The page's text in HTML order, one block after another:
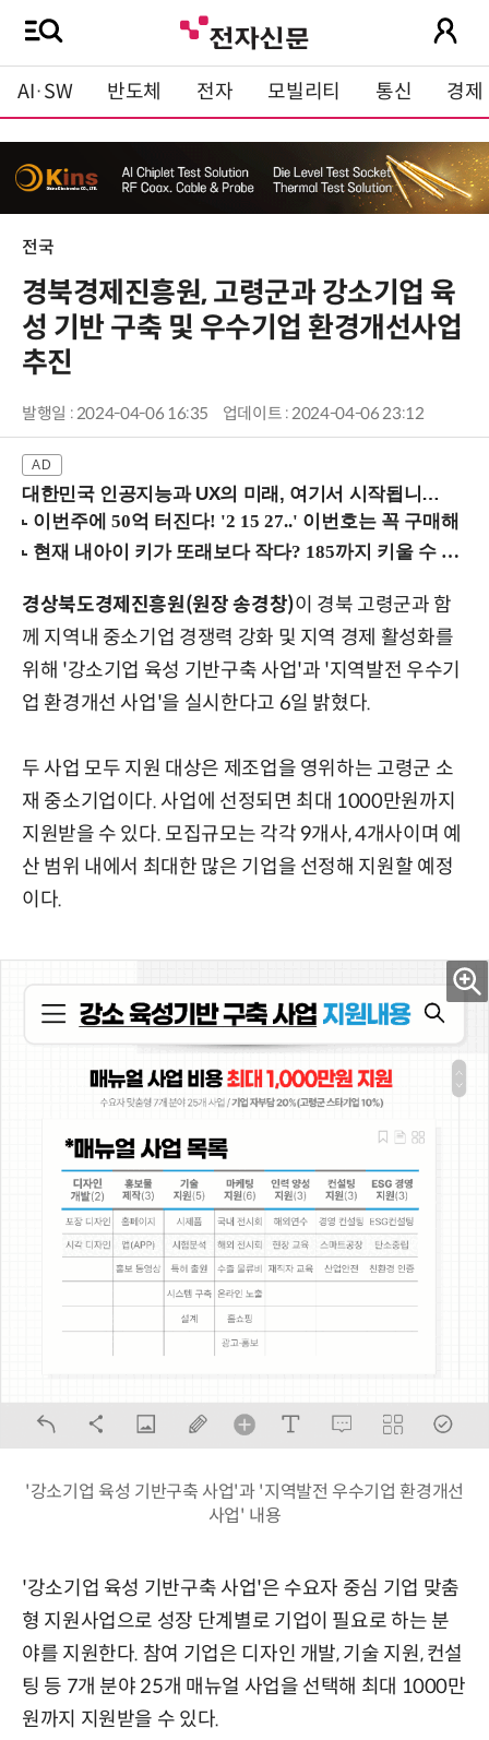
AI·SW 반도체 전자 모빌리티 통신 경제
전국
경북경제진흥원, 고령군과 강소기업 육
성 기반 구축 및 우수기업 환경개선사업
추진
발행일 : 2024-04-06 16:35 업데이트 : 2024-04-06 23:12
대한민국 인공지능과 UX의 미래, 여기서 시작됩니다! (9/2 강남역)
경상북도경제진흥원(원장 송경창)이 경북 고령군과 함
께 지역내 중소기업 경쟁력 강화 및 지역 경제 활성화를
위해 '강소기업 육성 기반구축 사업'과 '지역발전 우수기
업 환경개선 사업'을 실시한다고 6일 밝혔다.
두 사업 모두 지원 대상은 제조업을 영위하는 고령군 소
재 중소기업이다. 사업에 선정되면 최대 1000만원까지
지원받을 수 있다. 모집규모는 각각 9개사, 4개사이며 예
산 범위 내에서 최대한 많은 기업을 선정해 지원할 예정
이다.
'강소기업 육성 기반구축 사업'과 '지역발전 우수기업 환경개선
사업' 내용
'강소기업 육성 기반구축 사업'은 수요자 중심 기업 맞춤
형 지원사업으로 성장 단계별로 기업이 필요로 하는 분
야를 지원한다. 참여 기업은 디자인 개발, 기술 지원, 컨설
팅 등 7개 분야 25개 매뉴얼 사업을 선택해 최대 1000만
원까지 지원받을 수 있다.